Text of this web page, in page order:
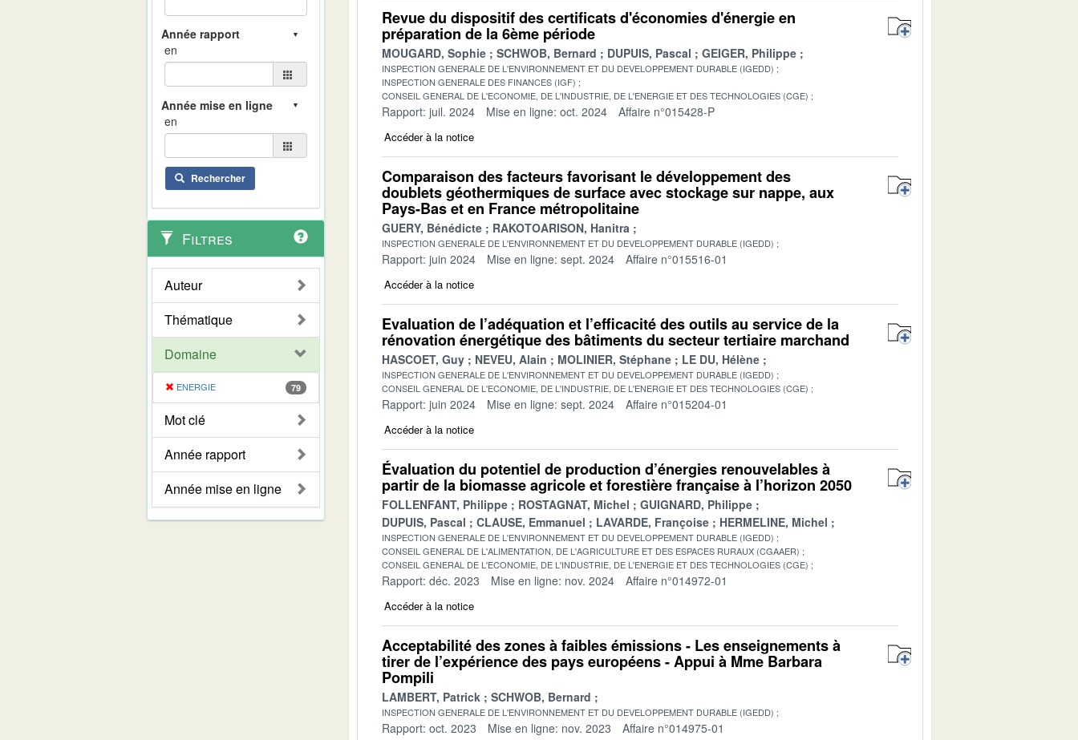
en
en
Rechercher
Filtres
Auteur
Thématique
Domaine
ENERGIE 79
Mot clé
Année rapport
Année mise en ligne
Revue du dispositif des certificats d'économies d'énergie en
préparation de la 6ème période
MOUGARD, Sophie SCHWOB, Bernard DUPUIS, Pascal GEIGER, Philippe
INSPECTION GENERALE DE L'ENVIRONNEMENT ET DU DEVELOPPEMENT DURABLE (IGEDD)
INSPECTION GENERALE DES FINANCES (IGF)
CONSEIL GENERAL DE L'ECONOMIE, DE L'INDUSTRIE, DE L'ENERGIE ET DES TECHNOLOGIES (CGE)
Rapport: juil. 2024 Mise en ligne: oct. 2024 Affaire n°015428-P
Accéder à la notice
Comparaison des facteurs favorisant le développement des
doublets géothermiques de surface avec stockage sur nappe, aux
Pays-Bas et en France métropolitaine
GUERY, Bénédicte RAKOTOARISON, Hanitra
INSPECTION GENERALE DE L'ENVIRONNEMENT ET DU DEVELOPPEMENT DURABLE (IGEDD)
Rapport: juin 2024 Mise en ligne: sept. 2024 Affaire n°015516-01
Accéder à la notice
Evaluation de l’adéquation et l’efficacité des outils au service de la
rénovation énergétique des bâtiments du secteur tertiaire marchand
HASCOET, Guy NEVEU, Alain MOLINIER, Stéphane LE DU, Hélène
INSPECTION GENERALE DE L'ENVIRONNEMENT ET DU DEVELOPPEMENT DURABLE (IGEDD)
CONSEIL GENERAL DE L'ECONOMIE, DE L'INDUSTRIE, DE L'ENERGIE ET DES TECHNOLOGIES (CGE)
Rapport: juin 2024 Mise en ligne: sept. 2024 Affaire n°015204-01
Accéder à la notice
Évaluation du potentiel de production d’énergies renouvelables à
partir de la biomasse agricole et forestière française à l’horizon 2050
FOLLENFANT, Philippe ROSTAGNAT, Michel
GUIGNARD, Philippe
DUPUIS, Pascal
CLAUSE, Emmanuel LAVARDE, Françoise HERMELINE, Michel
INSPECTION GENERALE DE L'ENVIRONNEMENT ET DU DEVELOPPEMENT DURABLE (IGEDD)
CONSEIL GENERAL DE L'ALIMENTATION, DE L'AGRICULTURE ET DES ESPACES RURAUX (CGAAER)
CONSEIL GENERAL DE L'ECONOMIE, DE L'INDUSTRIE, DE L'ENERGIE ET DES TECHNOLOGIES (CGE)
Rapport: déc. 2023 Mise en ligne: nov. 2024 Affaire n°014972-01
Accéder à la notice
Acceptabilité des zones à faibles émissions - Les enseignements à
tirer de l’expérience des pays européens - Appui à Mme Barbara
Pompili
LAMBERT, Patrick SCHWOB, Bernard
INSPECTION GENERALE DE L'ENVIRONNEMENT ET DU DEVELOPPEMENT DURABLE (IGEDD)
Rapport: oct. 2023 Mise en ligne: nov. 2023 Affaire n°014975-01